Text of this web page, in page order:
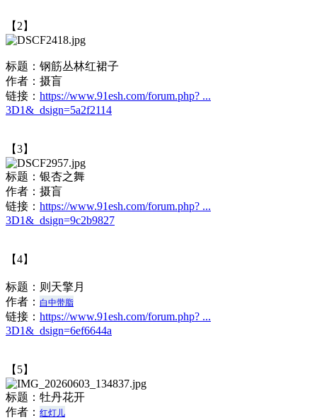
【2】
标题： 钢筋丛林红裙子
作者： 摄盲
链接： https://www.91esh.com/forum.php? ...
3D1&_dsign=5a2f2114
【3】
标题： 银杏之舞
作者： 摄盲
链接： https://www.91esh.com/forum.php? ...
3D1&_dsign=9c2b9827
【4】
标题： 则天擎月
作者： 白中带脂
链接： https://www.91esh.com/forum.php? ...
3D1&_dsign=6ef6644a
【5】
标题： 牡丹花开
作者： 红灯儿